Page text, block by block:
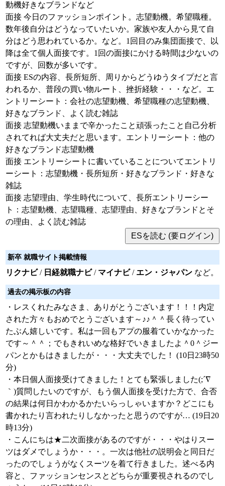
動機好きなブランドなど
面接 今日のファッションポイント。志望動機。希望職種。
数年後自分はどうなっていたいか。家族や友人から見て自
分はどう思われているか。など。1回目のみ集団面接で、以
降は全て個人面接です。1回の面接にかける時間は少ないの
ですが、回数が多いです。
面接 ESの内容、長所短所、周りからどうゆうタイプだと言
われるか、普段の買い物ルート、挫折経験・・・など。エ
ントリーシート：会社の志望動機、希望職種の志望動機、
好きなブランド、よく読む雑誌
面接 志望動機いままで辛かったこと頑張ったこと自己分析
されてれば大丈夫だと思います。エントリーシート：他の
好きなブランド志望動機
面接 エントリーシートに書いていることについてエントリ
ーシート：志望動機・長所短所・好きなブランド・好きな
雑誌
面接 志望理由、学生時代について、長所エントリーシー
ト：志望動機、志望職種、志望理由、好きなブランドとそ
の理由、よく読む雑誌
新卒 就職サイト掲載情報
リクナビ/ 日経就職ナビ/ マイナビ/ エン・ジャパン など。
過去の掲示板の内容
・レスくれたみなさま、ありがとうございます！！！内定
された方々もおめでとうございます～♪♪＾＾長く待ってい
たぶん嬉しいです。私は一回もアプの服着ていかなかった
です～＾＾；でもきれいめな格好でいきましたよ＾0＾ジー
パンとかもはきましたが・・・大丈夫でした！ (10日23時50
分)
・本日個人面接受けてきました！とても緊張しました(;´∇
｀)質問したいのですが、もう個人面接を受けた方で、合否
の結果は何日かわかるかたいらっしゃいますか？どこにも
書かれたり言われたりしなかったと思うのですが… (19日20
時13分)
・こんにちは★二次面接があるのですが・・・やはりスー
ツはダメでしょうか・・・。一次は他社の説明会と同日だ
ったのでしょうがなくスーツを着て行きました。述べる内
容と、ファッションセンスとどちらが重要視されるのでし